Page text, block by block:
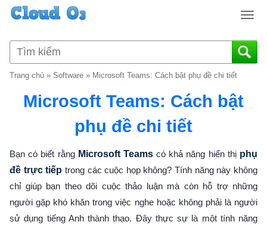
T
g
g
a
t
i
o
n
Trang chủ » Software » Microsoft Teams: Cách bật phụ đề chi tiết
Microsoft Teams: Cách bật
phụ đề chi tiết
Bạn có biết rằng Microsoft Teamscó khả năng hiển thị phụ
đề trực tiếp trong các cuộc họp không? Tính năng này không
chỉ giúp bạn theo dõi cuộc thảo luận mà còn hỗ trợ những
người gặp khó khăn trong việc nghe hoặc không phải là người
sử dụng tiếng Anh thành thạo. Đây thực sự là một tính năng